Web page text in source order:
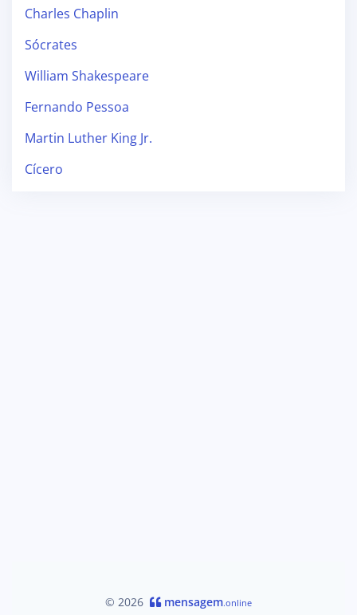
Charles Chaplin
Sócrates
William Shakespeare
Fernando Pessoa
Martin Luther King Jr.
Cícero
© 2026 mensagem.online